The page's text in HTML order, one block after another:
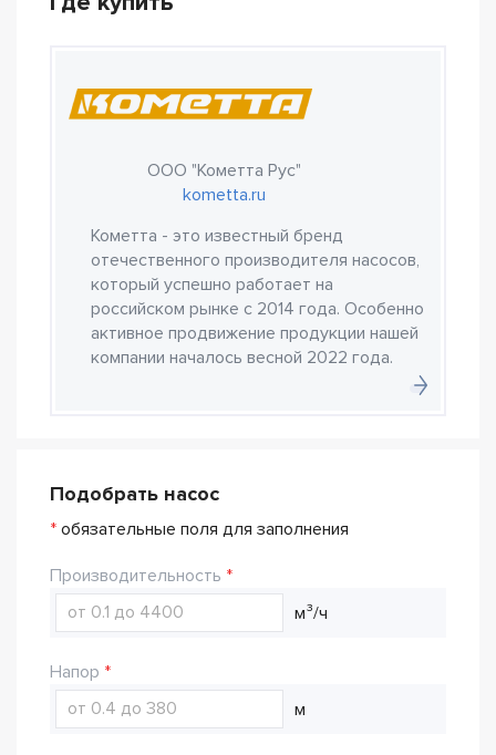
ООО "Кометта Рус"
kometta.ru
Кометта - это известный бренд
отечественного производителя насосов,
который успешно работает на
российском рынке с 2014 года. Особенно
активное продвижение продукции нашей
компании началось весной 2022 года.
Подобрать насос
* обязательные поля для заполнения
Производительность
м³/ч
Напор
м